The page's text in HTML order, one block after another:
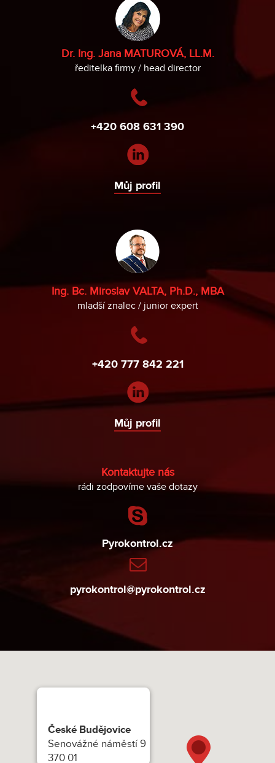
Dr. Ing. Jana MATUROVÁ, LL.M.
ředitelka firmy / head director
+420 608 631 390
Můj profil
Kontaktujte nás
rádi zodpovíme vaše dotazy
Pyrokontrol.cz
pyrokontrol@pyrokontrol.cz
Ing. Bc. Miroslav VALTA, Ph.D., MBA
mladší znalec / junior expert
+420 777 842 221
Můj profil
České Budějovice
Senovážné náměstí 9
370 01